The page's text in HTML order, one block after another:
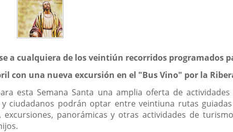
a cualquiera de los veintiún recorridos programados
con una nueva excursión en el "Bus Vino" por la
esta Semana Santa una amplia oferta de
ciudadanos podrán optar entre veintiuna rutas
panorámicas y otras actividades de